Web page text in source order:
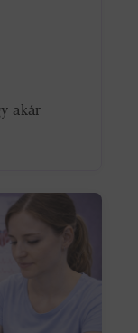
akár